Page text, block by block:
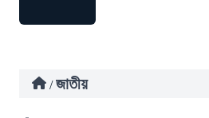
/ জাতীয়